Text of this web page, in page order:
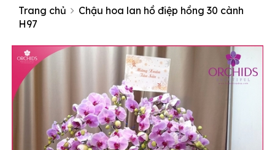
Trang chủ
Chậu hoa lan hồ điệp hồng 30 cành
H97